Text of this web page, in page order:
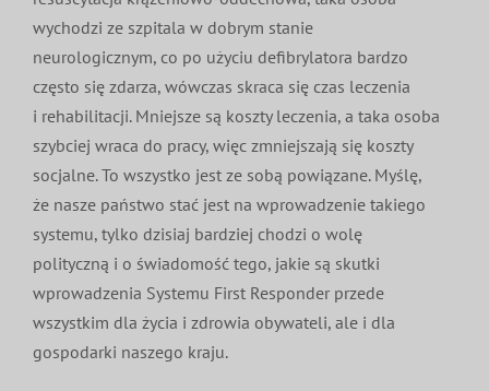
wychodzi ze szpitala w dobrym stanie
neurologicznym, co po użyciu defibrylatora bardzo
często się zdarza, wówczas skraca się czas leczenia
i rehabilitacji. Mniejsze są koszty leczenia, a taka osoba
szybciej wraca do pracy, więc zmniejszają się koszty
socjalne. To wszystko jest ze sobą powiązane. Myślę,
że nasze państwo stać jest na wprowadzenie takiego
systemu, tylko dzisiaj bardziej chodzi o wolę
polityczną i o świadomość tego, jakie są skutki
wprowadzenia Systemu First Responder przede
wszystkim dla życia i zdrowia obywateli, ale i dla
gospodarki naszego kraju.